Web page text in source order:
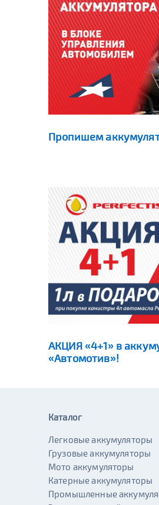
Пропишем
АКЦИЯ «4+1» в
«Автомотив»!
Каталог
Легковые аккумуляторы
Грузовые аккумуляторы
Мото аккумуляторы
Катерные аккумуляторы
Промышленные